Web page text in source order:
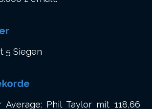
5 Siegen
Average: Phil Taylor mit 118,66